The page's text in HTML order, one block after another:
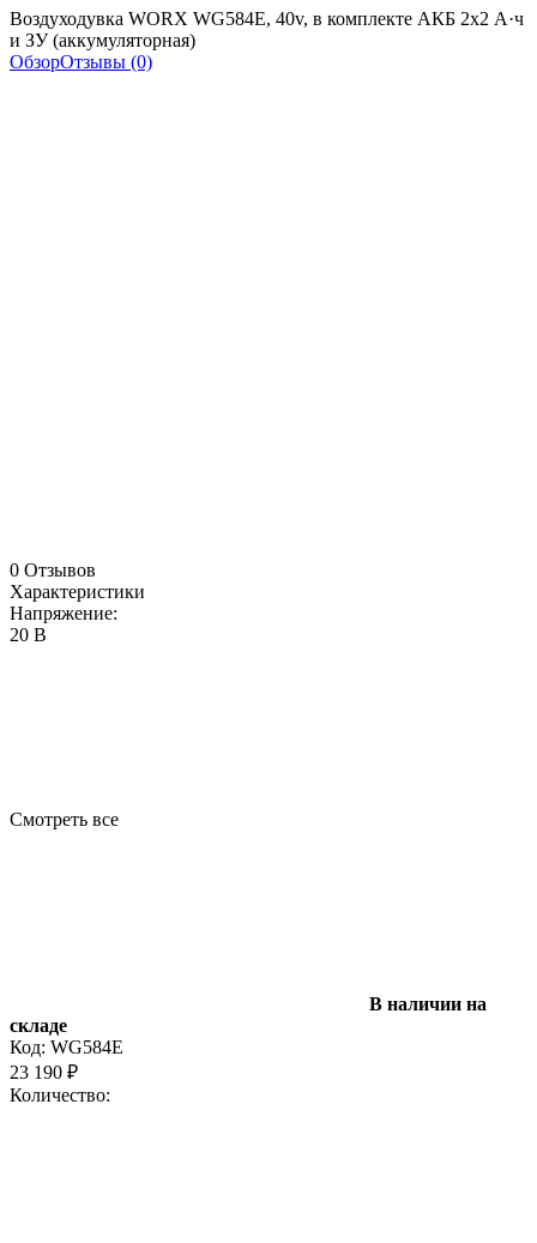
Воздуходувка WORX WG584E, 40v, в комплекте АКБ 2х2 А·ч
и ЗУ (аккумуляторная)
ОбзорОтзывы (0)
0 Отзывов
Характеристики
Напряжение:
20 В
Смотреть все
В наличии на
складе
Код: WG584E
23 190 ₽
Количество: